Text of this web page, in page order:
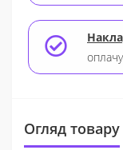
Огляд товару